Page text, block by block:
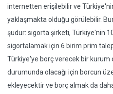
internetten erişilebilir ve
yaklaşmakta olduğu görülebilir.
şudur: sigorta şirketi, Türkiye'nin
sigortalamak için 6 birim prim
Türkiye'ye borç verecek bir
durumunda olacağı için borcun
ekleyecektir ve borç almak da